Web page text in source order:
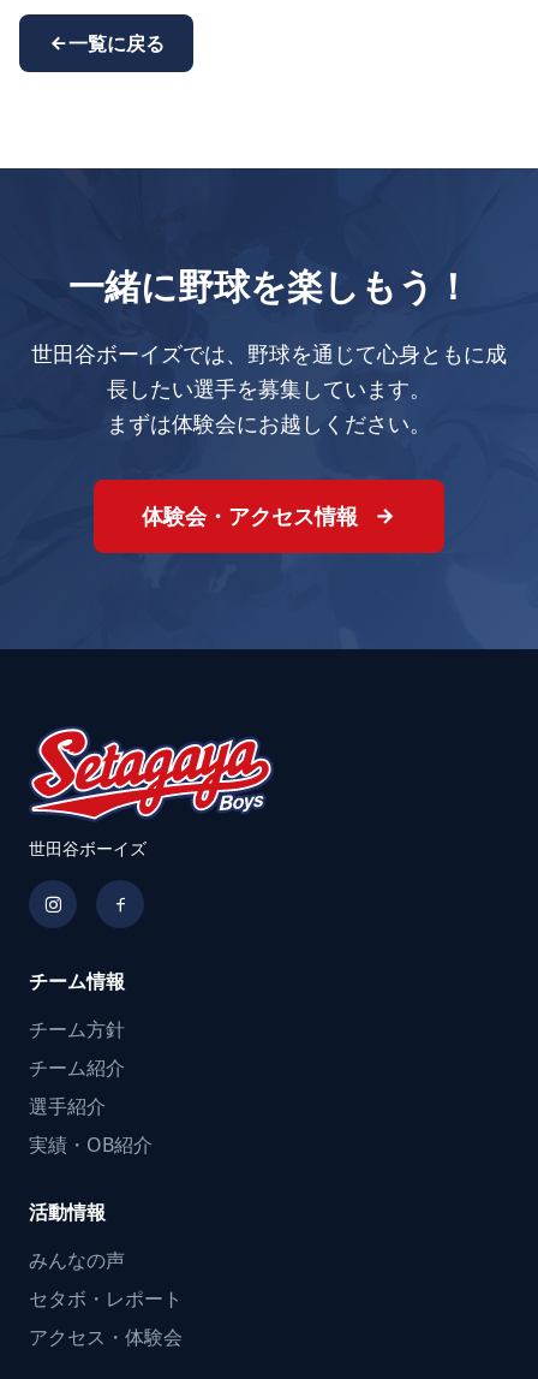
一覧に戻る
一緒に野球を楽しもう！
世田谷ボーイズでは、野球を通じて心身ともに成
長したい選手を募集しています。
まずは体験会にお越しください。
体験会・アクセス情報
世田谷ボーイズ
チーム情報
チーム方針
チーム紹介
選手紹介
実績・OB紹介
活動情報
みんなの声
セタボ・レポート
アクセス・体験会